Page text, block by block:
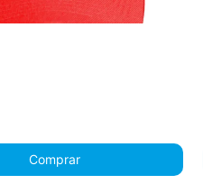
Comprar